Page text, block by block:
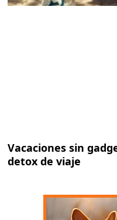
Vacaciones sin
detox de viaje